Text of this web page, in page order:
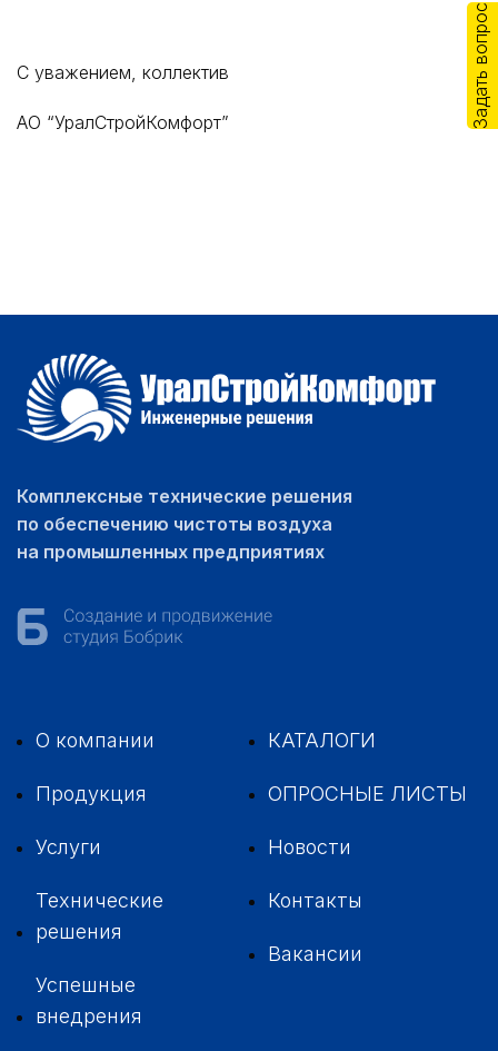
С уважением, коллектив
АО “УралСтройКомфорт”
Комплексные технические решения
по обеспечению чистоты воздуха
на промышленных предприятиях
О компании
Продукция
Услуги
Технические
решения
Успешные
внедрения
КАТАЛОГИ
ОПРОСНЫЕ ЛИСТЫ
Новости
Контакты
Вакансии
Задать вопрос